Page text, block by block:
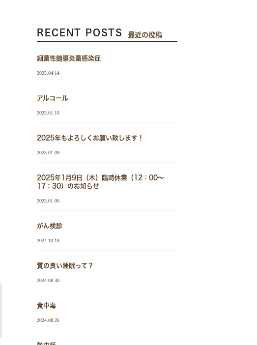
RECENT POSTS 最近の投稿
細菌性髄膜炎菌感染症
2025.04.14
アルコール
2025.01.10
2025年もよろしくお願い致します！
2025.01.09
2025年1月9日（木）臨時休業（12：00～
17：30）のお知らせ
2025.01.06
がん検診
2024.10.18
質の良い睡眠って？
2024.08.30
食中毒
2024.08.26